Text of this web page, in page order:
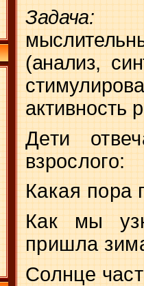
(анализ,
активность
Дети
взрослого:
Какая пора
Как мы
пришла
Солнце